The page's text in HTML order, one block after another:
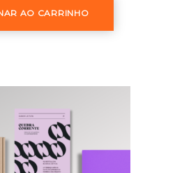
AO CARRINHO